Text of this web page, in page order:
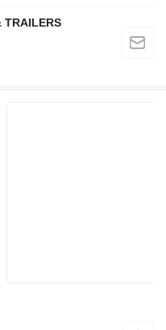
TRAILERS